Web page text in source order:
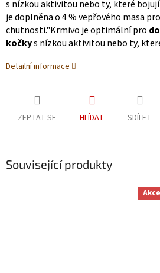
s nízkou aktivitou nebo ty, které bojují
je doplněna o 4 % vepřového masa
chutnosti."Krmivo je optimální pro
kočkys nízkou aktivitou nebo ty,
Detailní informace
ZEPTAT SE HLÍDAT SDÍLET
Související produkty
Akce